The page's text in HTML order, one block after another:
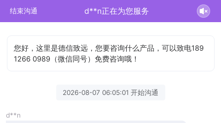
结束沟通 d**n正在为您服务
您好，这里是德信致远，您要咨询什么产品，可以致电189
1266 0989（微信同号）免费咨询哦！
2026-08-07 06:05:01 开始沟通
d**n